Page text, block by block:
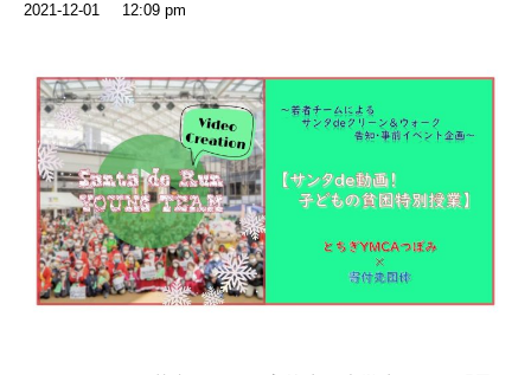
2021-12-01
12:09 pm